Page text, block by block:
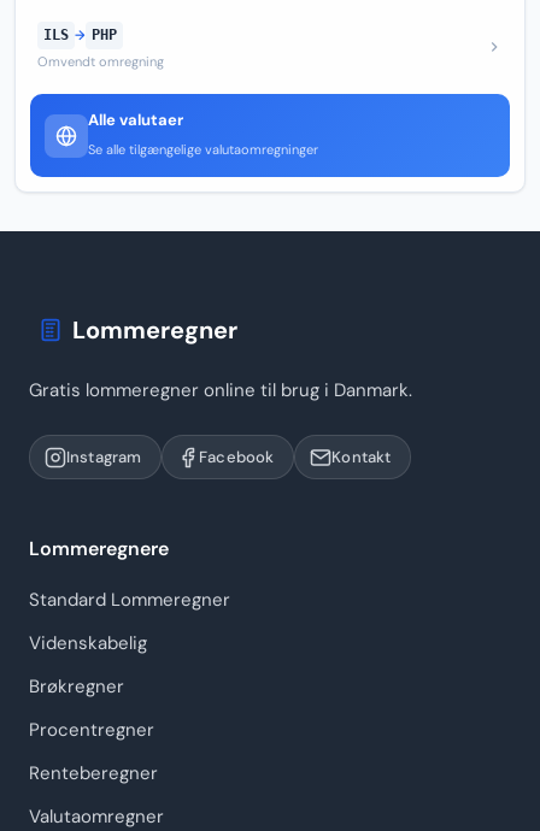
ILS → PHP
Omvendt omregning
Alle valutaer
Se alle tilgængelige valutaomregninger
Lommeregner
Gratis lommeregner online til brug i Danmark.
Instagram Facebook Kontakt
Lommeregnere
Standard Lommeregner
Videnskabelig
Brøkregner
Procentregner
Renteberegner
Valutaomregner